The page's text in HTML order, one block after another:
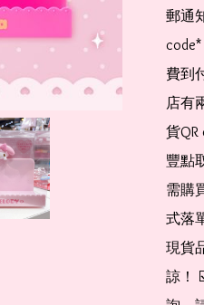
郵通
費到
店有
貨
豐點
需購
式落
現貨
諒！